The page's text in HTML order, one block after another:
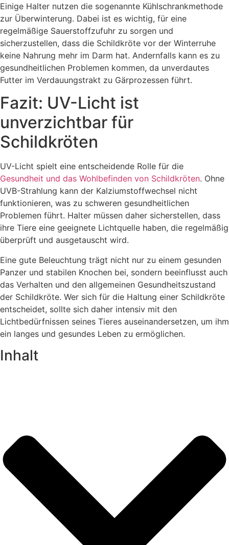
Einige Halter nutzen die sogenannte Kühlschrankmethode
zur Überwinterung. Dabei ist es wichtig, für eine
regelmäßige Sauerstoffzufuhr zu sorgen und
sicherzustellen, dass die Schildkröte vor der Winterruhe
keine Nahrung mehr im Darm hat. Andernfalls kann es zu
gesundheitlichen Problemen kommen, da unverdautes
Futter im Verdauungstrakt zu Gärprozessen führt.
Fazit: UV-Licht ist
unverzichtbar für
Schildkröten
UV-Licht spielt eine entscheidende Rolle für die
Gesundheit und das Wohlbefinden von Schildkröten. Ohne
UVB-Strahlung kann der Kalziumstoffwechsel nicht
funktionieren, was zu schweren gesundheitlichen
Problemen führt. Halter müssen daher sicherstellen, dass
ihre Tiere eine geeignete Lichtquelle haben, die regelmäßig
überprüft und ausgetauscht wird.
Eine gute Beleuchtung trägt nicht nur zu einem gesunden
Panzer und stabilen Knochen bei, sondern beeinflusst auch
das Verhalten und den allgemeinen Gesundheitszustand
der Schildkröte. Wer sich für die Haltung einer Schildkröte
entscheidet, sollte sich daher intensiv mit den
Lichtbedürfnissen seines Tieres auseinandersetzen, um ihm
ein langes und gesundes Leben zu ermöglichen.
Inhalt